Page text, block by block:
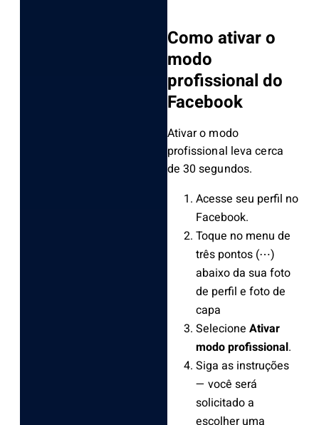
Como ativar o
modo
profissional do
Facebook
Ativar o modo
profissional leva cerca
de 30 segundos.
Acesse seu perfil no
Facebook.
Toque no menu de
três pontos (⋯)
abaixo da sua foto
de perfil e foto de
capa
Selecione Ativar
modo profissional.
Siga as instruções
— você será
solicitado a
escolher uma